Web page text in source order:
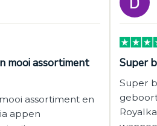
mooi assortiment
assortiment en
appen
Super
Super